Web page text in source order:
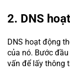
2. DNS
DNS hoạt động
của nó. Bước
vấn để lấy thông